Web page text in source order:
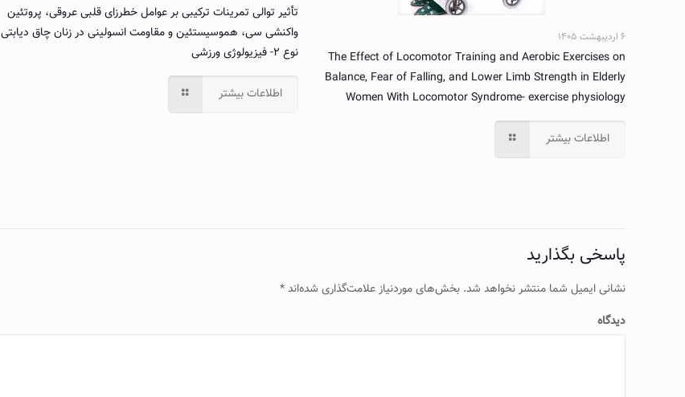
۶ اردیبهشت ۱۴۰۵
The Effect of Locomotor Training and Aerobic Exercises on
Balance, Fear of Falling, and Lower Limb Strength in Elderly
Women With Locomotor Syndrome- exercise physiology
اطلاعات بیشتر
تأثیر توالی تمرینات ترکیبی بر عوامل خطرزای قلبی عروقی، پروتئین
واکنشی سی، هموسیستئین و مقاومت انسولینی در زنان چاق دیابتی
نوع ۲- فیزیولوژی ورزشی
اطلاعات بیشتر
پاسخی بگذارید
نشانی ایمیل شما منتشر نخواهد شد. بخش‌های موردنیاز علامت‌گذاری شده‌اند*
دیدگاه